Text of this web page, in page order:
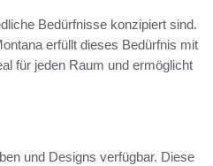
Bedürfnisse konzipiert sind.
erfüllt dieses Bedürfnis mit
für jeden Raum und ermöglicht
und Designs verfügbar. Diese